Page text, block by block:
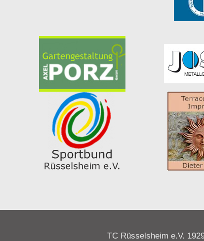
TC Rüsselsheim e.V.